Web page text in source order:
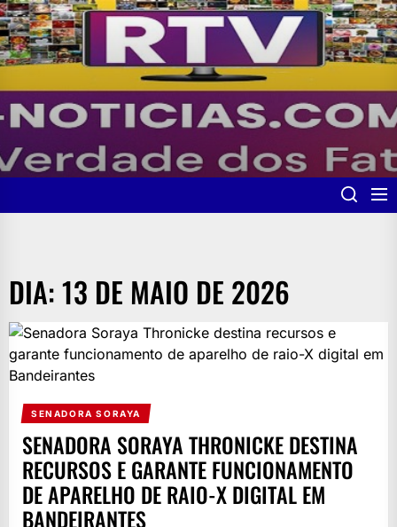
Skip
to
the
DIA:13 DE MAIO DE 2026
SENADORA SORAYA
SENADORA SORAYA THRONICKE DESTINA
RECURSOS E GARANTE FUNCIONAMENTO
DE APARELHO DE RAIO-X DIGITAL EM
BANDEIRANTES